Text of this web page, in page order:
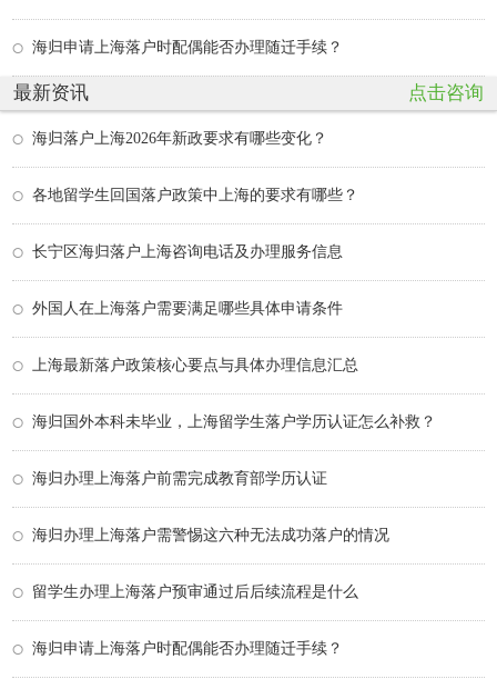
海归申请上海落户时配偶能否办理随迁手续？
最新资讯 点击咨询
海归落户上海2026年新政要求有哪些变化？
各地留学生回国落户政策中上海的要求有哪些？
长宁区海归落户上海咨询电话及办理服务信息
外国人在上海落户需要满足哪些具体申请条件
上海最新落户政策核心要点与具体办理信息汇总
海归国外本科未毕业，上海留学生落户学历认证怎么补救？
海归办理上海落户前需完成教育部学历认证
海归办理上海落户需警惕这六种无法成功落户的情况
留学生办理上海落户预审通过后后续流程是什么
海归申请上海落户时配偶能否办理随迁手续？